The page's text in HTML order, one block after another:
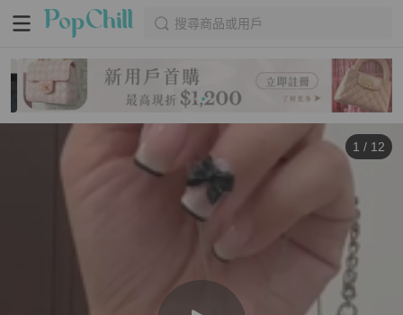
搜尋商品或用戶
1 / 12